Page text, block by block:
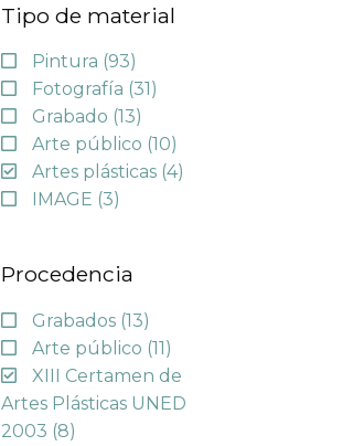
Tipo de material
Pintura (93)
Fotografía (31)
Grabado (13)
Arte público (10)
Artes plásticas (4)
IMAGE (3)
Procedencia
Grabados (13)
Arte público (11)
XIII Certamen de
Artes Plásticas UNED
2003 (8)